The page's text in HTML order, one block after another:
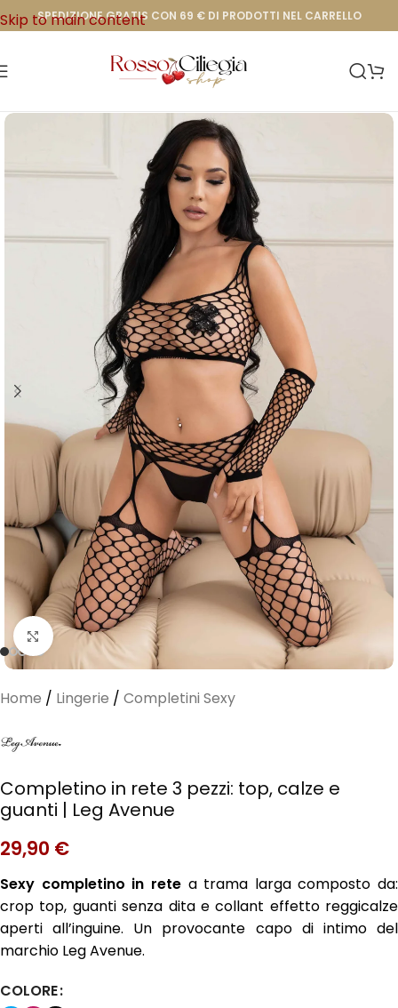
Skip to main content
SPEDIZIONE GRATIS CON 69 € DI PRODOTTI NEL CARRELLO
Clicca per ingrandire
Home / Lingerie / Completini Sexy
Completino in rete 3 pezzi: top, calze e
guanti | Leg Avenue
29,90 €
Sexy completino in retea trama larga composto da:
crop top, guanti senza dita e collant effetto reggicalze
aperti all’inguine. Un provocante capo di intimo del
marchio Leg Avenue.
COLORE